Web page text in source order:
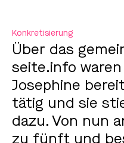
Konkretisierung
Über das
seite.info
Josephine
tätig und sie
dazu. Von nun
zu fünft und